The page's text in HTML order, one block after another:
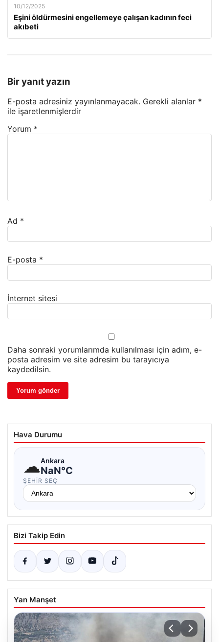
10/12/2025
Eşini öldürmesini engellemeye çalışan kadının feci
akıbeti
Bir yanıt yazın
E-posta adresiniz yayınlanmayacak. Gerekli alanlar *
ile işaretlenmişlerdir
Yorum *
Ad *
E-posta *
İnternet sitesi
Daha sonraki yorumlarımda kullanılması için adım, e-
posta adresim ve site adresim bu tarayıcıya
kaydedilsin.
Hava Durumu
☁Ankara
NaN°C
ŞEHIR SEÇ
Bizi Takip Edin
Yan Manşet